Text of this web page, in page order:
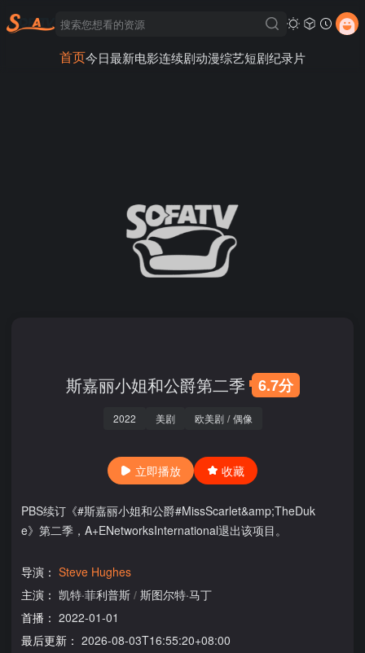
首页今日最新电影连续剧动漫综艺短剧纪录片
斯嘉丽小姐和公爵第二季 6.7分
2022 美剧 欧美剧 / 偶像
立即播放 收藏
PBS续订《#斯嘉丽小姐和公爵#MissScarlet&amp;TheDuk
e》第二季，A+ENetworksInternational退出该项目。
导演： Steve Hughes
主演： 凯特·菲利普斯 / 斯图尔特·马丁
首播： 2022-01-01
最后更新： 2026-08-03T16:55:20+08:00